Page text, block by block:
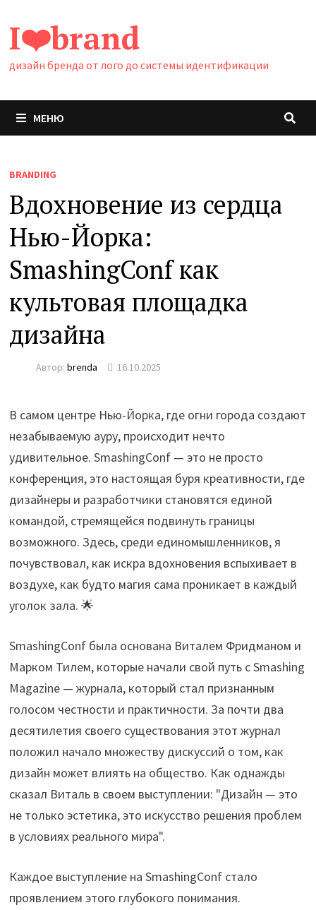
содержимому
I❤️brand
дизайн бренда от лого до системы идентификации
МЕНЮ
BRANDING
Вдохновение из сердца
Нью-Йорка:
SmashingConf как
культовая площадка
дизайна
Автор:brenda 16.10.2025
В самом центре Нью-Йорка, где огни города создают
незабываемую ауру, происходит нечто
удивительное. SmashingConf — это не просто
конференция, это настоящая буря креативности, где
дизайнеры и разработчики становятся единой
командой, стремящейся подвинуть границы
возможного. Здесь, среди единомышленников, я
почувствовал, как искра вдохновения вспыхивает в
воздухе, как будто магия сама проникает в каждый
уголок зала. 🌟
SmashingConf была основана Виталем Фридманом и
Марком Тилем, которые начали свой путь с Smashing
Magazine — журнала, который стал признанным
голосом честности и практичности. За почти два
десятилетия своего существования этот журнал
положил начало множеству дискуссий о том, как
дизайн может влиять на общество. Как однажды
сказал Виталь в своем выступлении: "Дизайн — это
не только эстетика, это искусство решения проблем
в условиях реального мира".
Каждое выступление на SmashingConf стало
проявлением этого глубокого понимания.